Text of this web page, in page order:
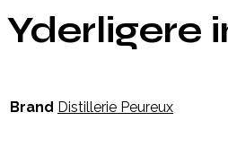
Yderligere
Brand Distillerie Peureux